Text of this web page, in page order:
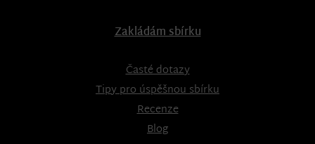
Zakládám sbírku
Časté dotazy
Tipy pro úspěšnou sbírku
Recenze
Blog